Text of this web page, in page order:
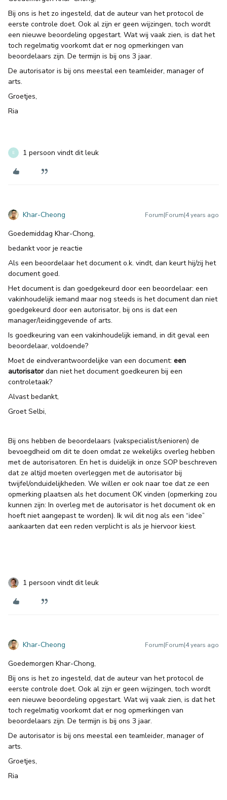
Bij ons is het zo ingesteld, dat de auteur van het protocol de
eerste controle doet. Ook al zijn er geen wijzingen, toch wordt
een nieuwe beoordeling opgestart. Wat wij vaak zien, is dat het
toch regelmatig voorkomt dat er nog opmerkingen van
beoordelaars zijn. De termijn is bij ons 3 jaar.
De autorisator is bij ons meestal een teamleider, manager of
arts.
Groetjes,
Ria
E 1 persoon vindt dit leuk
Khar-Cheong Forum|Forum|4 years ago
Goedemiddag Khar-Chong,
bedankt voor je reactie
Als een beoordelaar het document o.k. vindt, dan keurt hij/zij het
document goed.
Het document is dan goedgekeurd door een beoordelaar: een
vakinhoudelijk iemand maar nog steeds is het document dan niet
goedgekeurd door een autorisator, bij ons is dat een
manager/leidinggevende of arts.
Is goedkeuring van een vakinhoudelijk iemand, in dit geval een
beoordelaar, voldoende?
Moet de eindverantwoordelijke van een document: een
autorisatordan niet het document goedkeuren bij een
controletaak?
Alvast bedankt,
Groet Selbi,
Bij ons hebben de beoordelaars (vakspecialist/senioren) de
bevoegdheid om dit te doen omdat ze wekelijks overleg hebben
met de autorisatoren. En het is duidelijk in onze SOP beschreven
dat ze altijd moeten overleggen met de autorisator bij
twijfel/onduidelijkheden. We willen er ook naar toe dat ze een
opmerking plaatsen als het document OK vinden (opmerking zou
kunnen zijn: In overleg met de autorisator is het document ok en
hoeft niet aangepast te worden). Ik wil dit nog als een “idee”
aankaarten dat een reden verplicht is als je hiervoor kiest.
1 persoon vindt dit leuk
Khar-Cheong Forum|Forum|4 years ago
Goedemorgen Khar-Chong,
Bij ons is het zo ingesteld, dat de auteur van het protocol de
eerste controle doet. Ook al zijn er geen wijzingen, toch wordt
een nieuwe beoordeling opgestart. Wat wij vaak zien, is dat het
toch regelmatig voorkomt dat er nog opmerkingen van
beoordelaars zijn. De termijn is bij ons 3 jaar.
De autorisator is bij ons meestal een teamleider, manager of
arts.
Groetjes,
Ria